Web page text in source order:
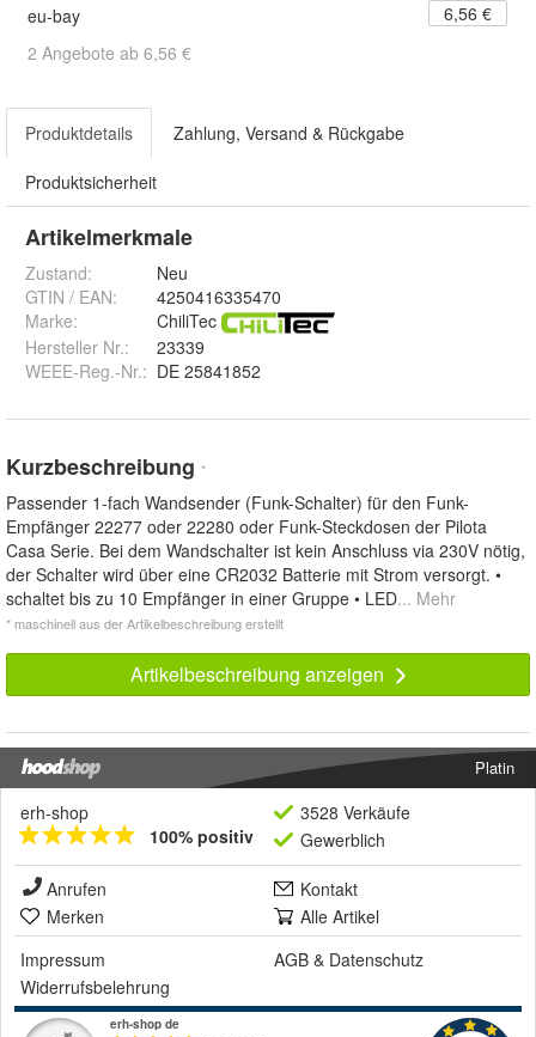
eu-bay
6,56 €
2 Angebote ab 6,56 €
Produktdetails Zahlung, Versand & Rückgabe
Produktsicherheit
Artikelmerkmale
Zustand:
Neu
GTIN / EAN:
4250416335470
Marke:
ChiliTec
Hersteller Nr.:
23339
WEEE-Reg.-Nr.: DE 25841852
Kurzbeschreibung *
Passender 1-fach Wandsender (Funk-Schalter) für den Funk-
Empfänger 22277 oder 22280 oder Funk-Steckdosen der Pilota
Casa Serie. Bei dem Wandschalter ist kein Anschluss via 230V nötig,
der Schalter wird über eine CR2032 Batterie mit Strom versorgt. •
schaltet bis zu 10 Empfänger in einer Gruppe • LED... Mehr
* maschinell aus der Artikelbeschreibung erstellt
Artikelbeschreibung anzeigen
Platin
erh-shop
100% positiv
3528 Verkäufe
Gewerblich
Anrufen
Kontakt
Merken
Alle Artikel
Impressum
AGB & Datenschutz
Widerrufsbelehrung